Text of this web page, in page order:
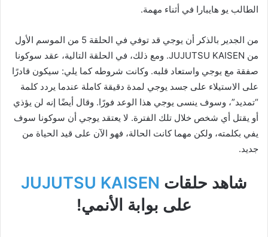
الطالب يو هايبارا في أثناء مهمة.
من الجدير بالذكر أن يوجي قد توفي في الحلقة 5 من الموسم الأول
من JUJUTSU KAISEN. ومع ذلك، في الحلقة التالية، عقد سوكونا
صفقة مع يوجي واستعاد قلبه. وكانت شروطه كما يلي: سيكون قادرًا
على الاستيلاء على جسد يوجي لمدة دقيقة كاملة عندما يردد كلمة
“تمديد”، وسوف ينسى يوجي هذا الوعد فورًا. وقال أيضًا إنه لن يؤذي
أو يقتل أي شخص خلال تلك الفترة. لا يعتقد يوجي أن سوكونا سوف
يفي بكلمته، ولكن مهما كانت الحالة، فهو الآن على قيد الحياة من
جديد.
شاهد حلقات JUJUTSU KAISEN
على بوابة الأنمي!